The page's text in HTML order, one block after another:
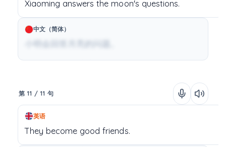
Xiaoming answers the moon's questions.
中文（简体）
小明会回答月亮的问题。
第 11 / 11 句
英语
They become good friends.